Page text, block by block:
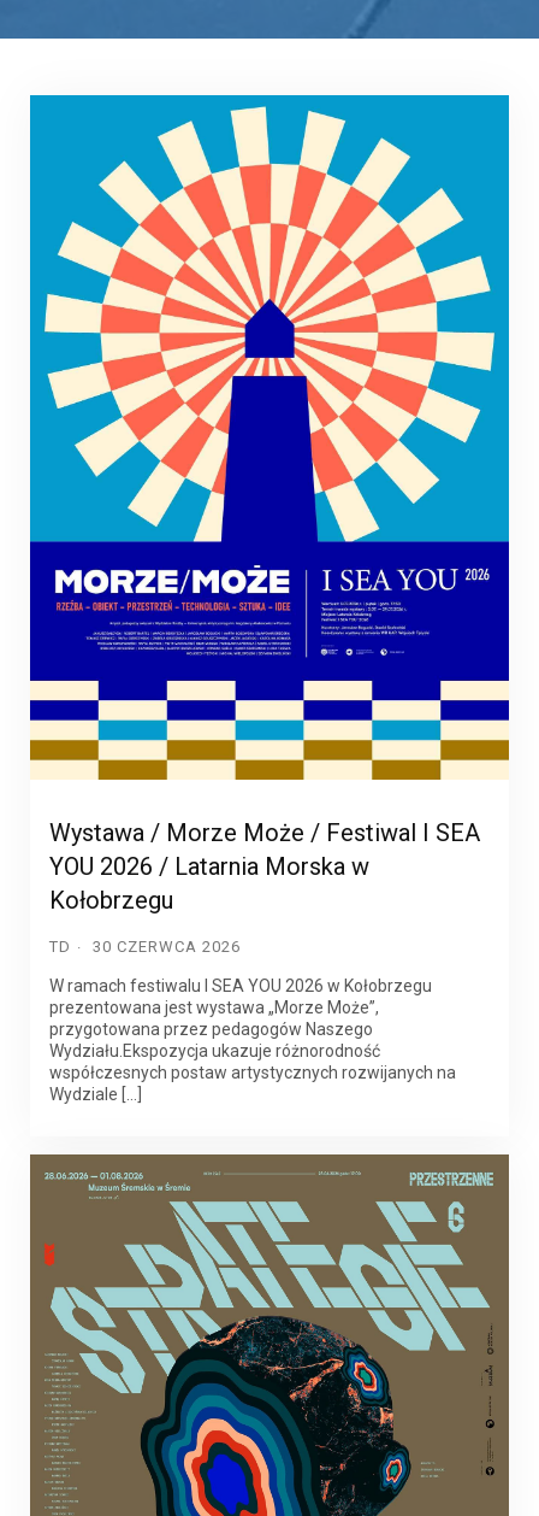
Wystawa / Morze Może / Festiwal I SEA
YOU 2026 / Latarnia Morska w
Kołobrzegu
TD 30 CZERWCA 2026
W ramach festiwalu I SEA YOU 2026 w Kołobrzegu
prezentowana jest wystawa „Morze Może”,
przygotowana przez pedagogów Naszego
Wydziału.Ekspozycja ukazuje różnorodność
współczesnych postaw artystycznych rozwijanych na
Wydziale […]